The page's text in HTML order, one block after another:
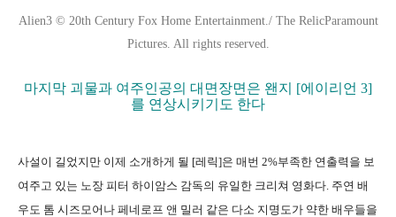
Alien3 © 20th Century Fox Home Entertainment./ The RelicParamount
Pictures. All rights reserved.
마지막 괴물과 여주인공의 대면장면은 왠지 [에이리언 3]
를 연상시키기도 한다
사설이 길었지만 이제 소개하게 될 [레릭]은 매번 2%부족한 연출력을 보
여주고 있는 노장 피터 하이암스 감독의 유일한 크리쳐 영화다. 주연 배
우도 톰 시즈모어나 페네로프 앤 밀러 같은 다소 지명도가 약한 배우들을